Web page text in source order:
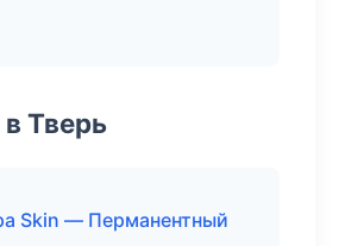
Тверь
Skin — Перманентный